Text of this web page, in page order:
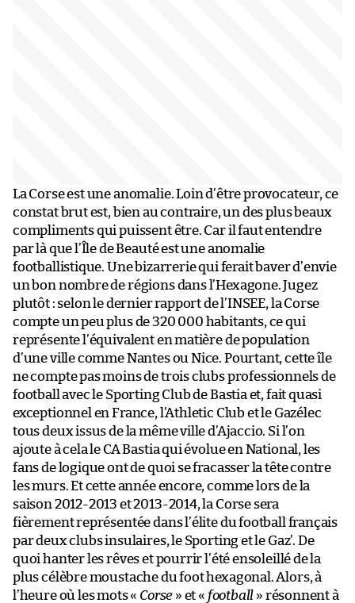
La Corse est une anomalie. Loin d’être provocateur, ce
constat brut est, bien au contraire, un des plus beaux
compliments qui puissent être. Car il faut entendre
par là que l’Île de Beauté est une anomalie
footballistique. Une bizarrerie qui ferait baver d’envie
un bon nombre de régions dans l’Hexagone. Jugez
plutôt : selon le dernier rapport de l’INSEE, la Corse
compte un peu plus de 320 000 habitants, ce qui
représente l’équivalent en matière de population
d’une ville comme Nantes ou Nice. Pourtant, cette île
ne compte pas moins de trois clubs professionnels de
football avec le Sporting Club de Bastia et, fait quasi
exceptionnel en France, l’Athletic Club et le Gazélec
tous deux issus de la même ville d’Ajaccio. Si l’on
ajoute à cela le CA Bastia qui évolue en National, les
fans de logique ont de quoi se fracasser la tête contre
les murs. Et cette année encore, comme lors de la
saison 2012-2013 et 2013-2014, la Corse sera
fièrement représentée dans l’élite du football français
par deux clubs insulaires, le Sporting et le Gaz’. De
quoi hanter les rêves et pourrir l’été ensoleillé de la
plus célèbre moustache du foot hexagonal. Alors, à
l’heure où les mots « Corse » et « football » résonnent à